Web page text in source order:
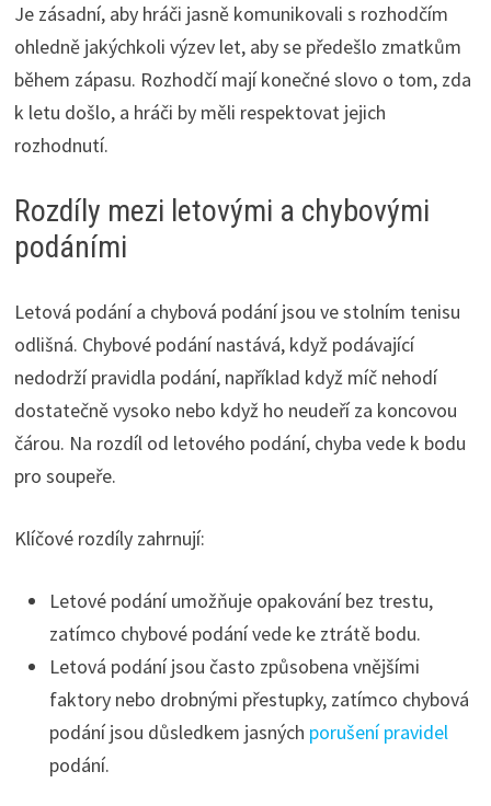
Je zásadní, aby hráči jasně komunikovali s rozhodčím
ohledně jakýchkoli výzev let, aby se předešlo zmatkům
během zápasu. Rozhodčí mají konečné slovo o tom, zda
k letu došlo, a hráči by měli respektovat jejich
rozhodnutí.
Rozdíly mezi letovými a chybovými
podáními
Letová podání a chybová podání jsou ve stolním tenisu
odlišná. Chybové podání nastává, když podávající
nedodrží pravidla podání, například když míč nehodí
dostatečně vysoko nebo když ho neudeří za koncovou
čárou. Na rozdíl od letového podání, chyba vede k bodu
pro soupeře.
Klíčové rozdíly zahrnují:
Letové podání umožňuje opakování bez trestu,
zatímco chybové podání vede ke ztrátě bodu.
Letová podání jsou často způsobena vnějšími
faktory nebo drobnými přestupky, zatímco chybová
podání jsou důsledkem jasných porušení pravidel
podání.